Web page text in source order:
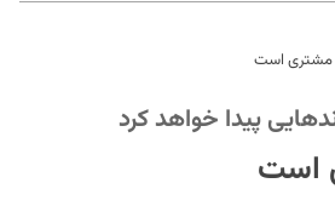
مشتری است
پیدا خواهد کرد
است